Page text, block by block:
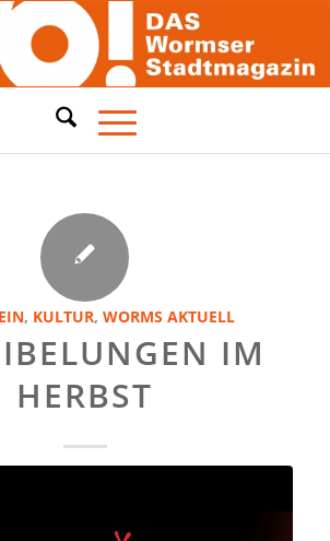
, KULTUR, WORMS AKTUELL
IM
HERBST